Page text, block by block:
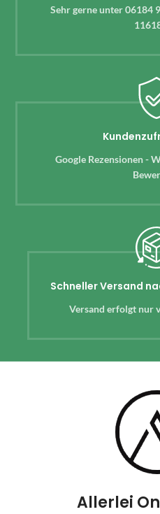
Sehr gerne unter 06184
Google Rezensionen -
Schneller Versand
Versand erfolgt nur
Allerlei